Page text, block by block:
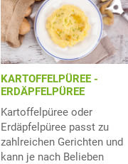
KARTOFFELPÜREE -
ERDÄPFELPÜREE
Kartoffelpüree oder
Erdäpfelpüree passt zu
zahlreichen Gerichten und
kann je nach Belieben